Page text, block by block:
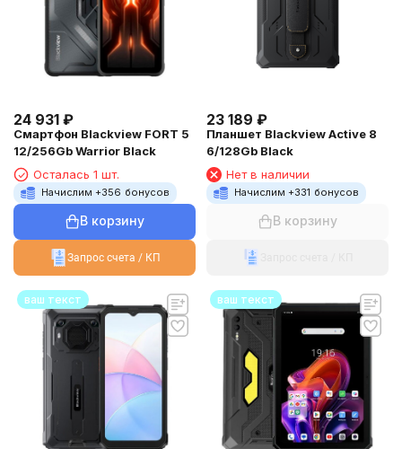
24 931 ₽
Смартфон Blackview FORT 5
12/256Gb Warrior Black
Осталась 1 шт.
Начислим +356 бонусов
В корзину
Запрос счета / КП
23 189 ₽
Планшет Blackview Active 8
6/128Gb Black
Нет в наличии
Начислим +331 бонусов
В корзину
ваш текст ваш текст